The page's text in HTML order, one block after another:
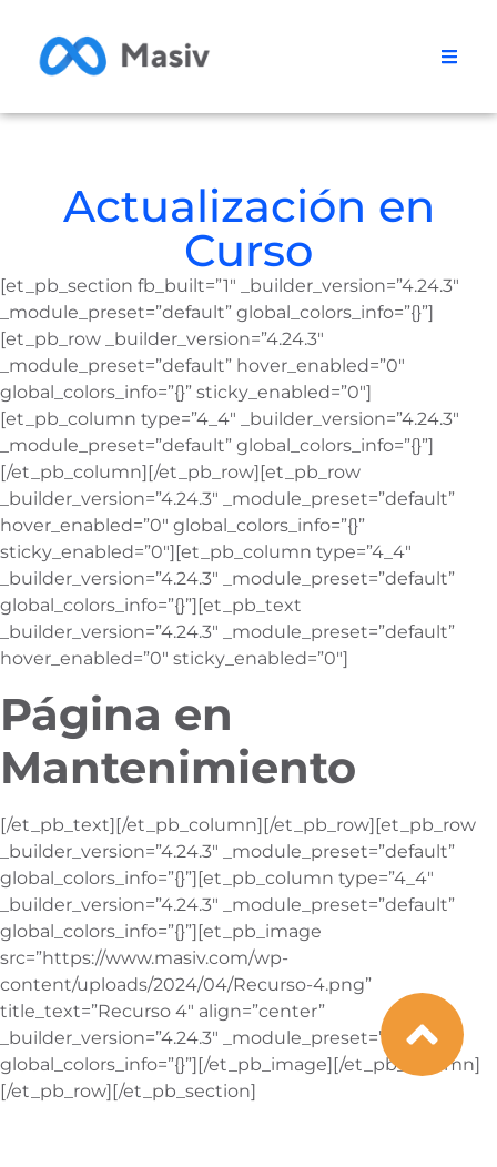
Actualización en
Curso
[et_pb_section fb_built=”1″ _builder_version=”4.24.3″
_module_preset=”default” global_colors_info=”{}”]
[et_pb_row _builder_version=”4.24.3″
_module_preset=”default” hover_enabled=”0″
global_colors_info=”{}” sticky_enabled=”0″]
[et_pb_column type=”4_4″ _builder_version=”4.24.3″
_module_preset=”default” global_colors_info=”{}”]
[/et_pb_column][/et_pb_row][et_pb_row
_builder_version=”4.24.3″ _module_preset=”default”
hover_enabled=”0″ global_colors_info=”{}”
sticky_enabled=”0″][et_pb_column type=”4_4″
_builder_version=”4.24.3″ _module_preset=”default”
global_colors_info=”{}”][et_pb_text
_builder_version=”4.24.3″ _module_preset=”default”
hover_enabled=”0″ sticky_enabled=”0″]
Página en
Mantenimiento
[/et_pb_text][/et_pb_column][/et_pb_row][et_pb_row
_builder_version=”4.24.3″ _module_preset=”default”
global_colors_info=”{}”][et_pb_column type=”4_4″
_builder_version=”4.24.3″ _module_preset=”default”
global_colors_info=”{}”][et_pb_image
src=”https://www.masiv.com/wp-
content/uploads/2024/04/Recurso-4.png”
title_text=”Recurso 4″ align=”center”
_builder_version=”4.24.3″ _module_preset=”default”
global_colors_info=”{}”][/et_pb_image][/et_pb_column]
[/et_pb_row][/et_pb_section]